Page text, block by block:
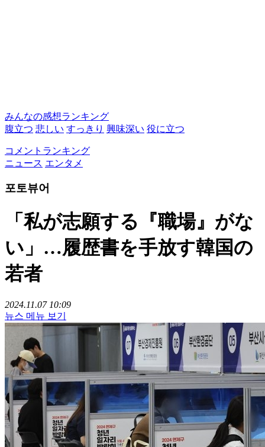
みんなの感想ランキング
腹立つ 悲しい すっきり 興味深い 役に立つ
コメントランキング
ニュース エンタメ
포토뷰어
「私が志願する『職場』がな
い」…履歴書を手放す韓国の
若者
2024.11.07 10:09
뉴스 메뉴 보기